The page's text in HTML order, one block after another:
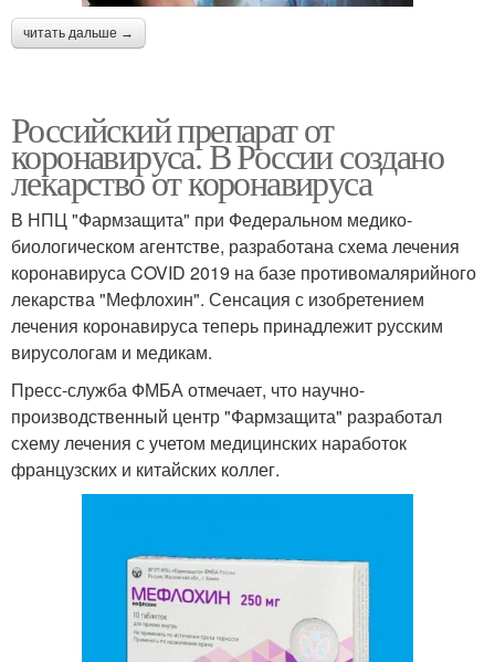
читать дальше →
Российский препарат от
коронавируса. В России создано
лекарство от коронавируса
В НПЦ "Фармзащита" при Федеральном медико-
биологическом агентстве, разработана схема лечения
коронавируса COVID 2019 на базе противомалярийного
лекарства "Мефлохин". Сенсация с изобретением
лечения коронавируса теперь принадлежит русским
вирусологам и медикам.
Пресс-служба ФМБА отмечает, что научно-
производственный центр "Фармзащита" разработал
схему лечения с учетом медицинских наработок
французских и китайских коллег.